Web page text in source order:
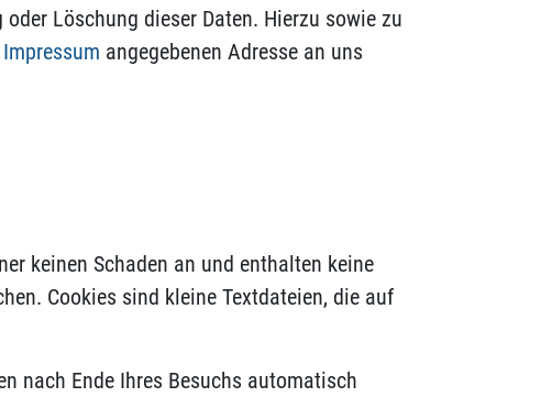
Löschung dieser Daten. Hierzu sowie zu
Impressum angegebenen Adresse an uns
keinen Schaden an und enthalten keine
Cookies sind kleine Textdateien, die auf
nach Ende Ihres Besuchs automatisch